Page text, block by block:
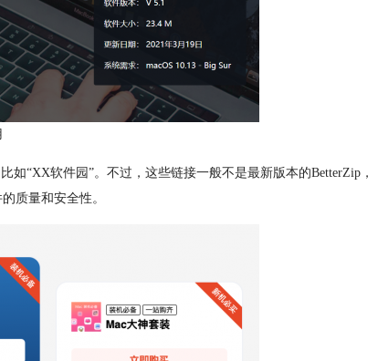
如“XX软件园”。不过，这些链接一般不是最新版本的BetterZip，
质量和安全性。